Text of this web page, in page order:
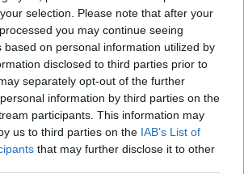
selection. Please note that after your
you may continue seeing
based on personal information utilized by
disclosed to third parties prior to
separately opt-out of the further
information by third parties on the
participants. This information may
us to third parties on the IAB’s List of
that may further disclose it to other
senegalesi è stato fermato, seminudo e
autore di una rapina ai danni di una donna.
perché con quella del 45enne ucciso aveva
raggiunto, lui era privo di documenti. Ha
lì vicino, negli spogliatoi di una piscina, il